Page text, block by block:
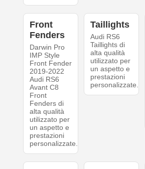
Front
Fenders
Darwin Pro
IMP Style
Front Fender
2019-2022
Audi RS6
Avant C8
Front
Fenders di
alta qualità
utilizzato per
un aspetto e
prestazioni
personalizzate.
Taillights
Audi RS6
Taillights di
alta qualità
utilizzato per
un aspetto e
prestazioni
personalizzate.